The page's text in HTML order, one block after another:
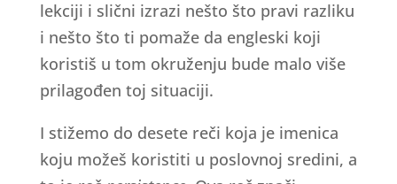
lekciji i slični izrazi nešto što pravi razliku
i nešto što ti pomaže da engleski koji
koristiš u tom okruženju bude malo više
prilagođen toj situaciji.
I stižemo do desete reči koja je imenica
koju možeš koristiti u poslovnoj sredini, a